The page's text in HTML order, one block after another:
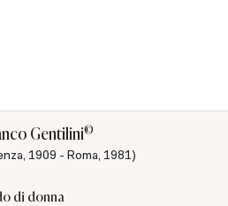
Gentilini©
1909 - Roma, 1981)
di donna